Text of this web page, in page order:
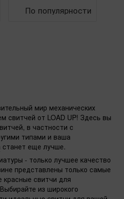
По популярности
мир механических
свитчей от LOAD UP! Здесь вы
в частности с
типами и ваша
станет еще лучше.
- только лучшее качество
представлены только самые
свитчи для
из широкого